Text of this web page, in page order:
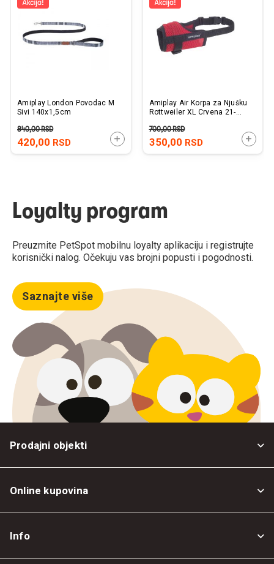
Amiplay London Povodac M
Sivi 140x1,5cm
420,00 RSD
840,00RSD
DODAJTE U KORPU
Amiplay Air Korpa za Njušku
Rottweiler XL Crvena 21-
350,00 RSD
700,00RSD
Loyalty program
Preuzmite PetSpot mobilnu loyalty aplikaciju i registrujte
korisnički nalog. Očekuju vas brojni popusti i pogodnosti.
Saznajte više
Prodajni objekti
Online kupovina
Info